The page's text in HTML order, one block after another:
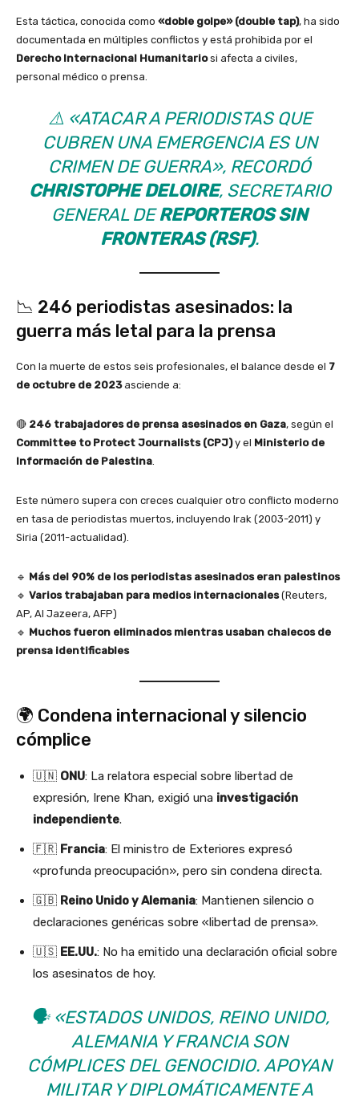
Esta táctica, conocida como «doble golpe» (double tap), ha sido
documentada en múltiples conflictos y está prohibida por el
Derecho Internacional Humanitariosi afecta a civiles,
personal médico o prensa.
⚠️ «ATACAR A PERIODISTAS QUE
CUBREN UNA EMERGENCIA ES UN
CRIMEN DE GUERRA», RECORDÓ
CHRISTOPHE DELOIRE, SECRETARIO
GENERAL DEREPORTEROS SIN
FRONTERAS (RSF).
📉 246 periodistas asesinados: la
guerra más letal para la prensa
Con la muerte de estos seis profesionales, el balance desde el 7
de octubre de 2023asciende a:
🔴 246 trabajadores de prensa asesinados en Gaza, según el
Committee to Protect Journalists (CPJ)y el Ministerio de
Información de Palestina.
Este número supera con creces cualquier otro conflicto moderno
en tasa de periodistas muertos, incluyendo Irak (2003-2011) y
Siria (2011-actualidad).
🔹 Más del 90% de los periodistas asesinados eran palestinos
🔹 Varios trabajaban para medios internacionales(Reuters,
AP, Al Jazeera, AFP)
🔹 Muchos fueron eliminados mientras usaban chalecos de
prensa identificables
🌍 Condena internacional y silencio
cómplice
🇺🇳 ONU: La relatora especial sobre libertad de
expresión, Irene Khan, exigió una investigación
independiente.
🇫🇷 Francia: El ministro de Exteriores expresó
«profunda preocupación», pero sin condena directa.
🇬🇧 Reino Unido y Alemania: Mantienen silencio o
declaraciones genéricas sobre «libertad de prensa».
🇺🇸 EE.UU.: No ha emitido una declaración oficial sobre
los asesinatos de hoy.
🗣️ «ESTADOS UNIDOS, REINO UNIDO,
ALEMANIA Y FRANCIA SON
CÓMPLICES DEL GENOCIDIO. APOYAN
MILITAR Y DIPLOMÁTICAMENTE A